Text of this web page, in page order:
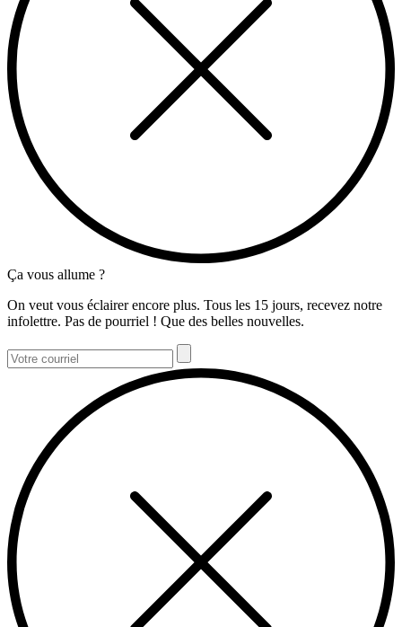
Ça vous allume ?
On veut vous éclairer encore plus. Tous les 15 jours, recevez notre
infolettre. Pas de pourriel ! Que des belles nouvelles.